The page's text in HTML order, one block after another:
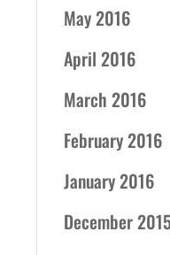
May 2016
April 2016
March 2016
February 2016
January 2016
December